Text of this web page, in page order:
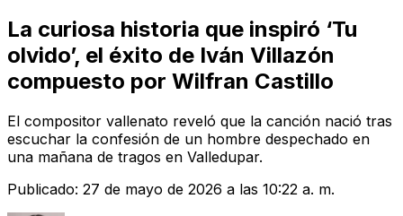
La curiosa historia que inspiró ‘Tu
olvido’, el éxito de Iván Villazón
compuesto por Wilfran Castillo
El compositor vallenato reveló que la canción nació tras
escuchar la confesión de un hombre despechado en
una mañana de tragos en Valledupar.
Publicado: 27 de mayo de 2026 a las 10:22 a. m.